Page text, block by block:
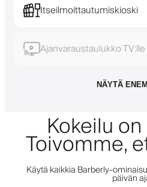
Itseilmoittautumiskioski
Ajanvaraustaulukko TV:lle
NÄYTÄ
Kokeilu
Toivomme,
Käytä kaikkia Barberly-
päivän